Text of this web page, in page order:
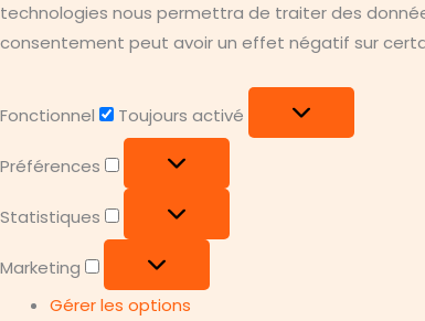
technologies nous permettra de traiter des
consentement peut avoir un effet négatif sur
Fonctionnel Toujours activé
Préférences
Statistiques
Marketing
Gérer les options